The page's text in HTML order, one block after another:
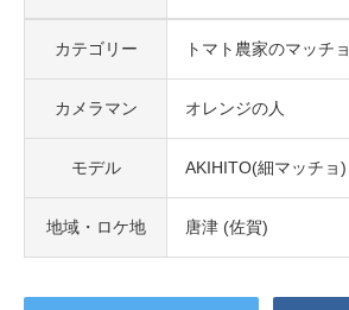
カテゴリー トマト農家のマッチョ
カメラマン オレンジの人
モデル AKIHITO(細マッチョ)
地域・ロケ地 唐津 (佐賀)